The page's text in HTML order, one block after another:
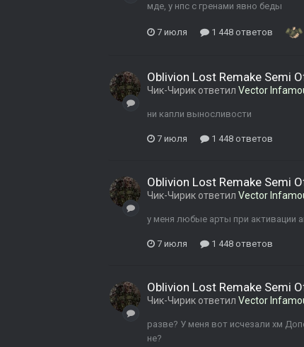
мде, у нпс с гренами явно беды
7 июля 1 448 ответов
Oblivion Lost Remake Semi
Чик-Чирик ответил Vector
ни капли выносливости
7 июля 1 448 ответов
Oblivion Lost Remake Semi
Чик-Чирик ответил Vector
у меня любые арты при активации
7 июля 1 448 ответов
Oblivion Lost Remake Semi
Чик-Чирик ответил Vector
разве? У меня вот исчезали хм
не?